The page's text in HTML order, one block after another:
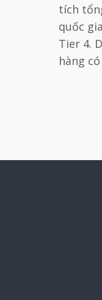
tích
quốc
Tier 4.
hàng